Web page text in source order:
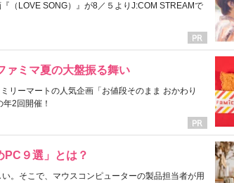
（LOVE SONG）』が8／５よりJ:COM STREAMで
ァミマ夏の大盤振る舞い
リーマートの人気企画「お値段そのまま おかわり
2回開催！
PC９選」とは？
。そこで、マウスコンピューターの製品担当者が用